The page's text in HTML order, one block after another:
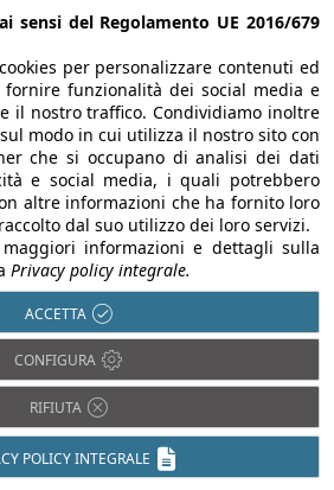
di
sensi del Regolamento UE 2016/679
per personalizzare contenuti ed
funzionalità dei social media e
il nostro traffico. Condividiamo inoltre
modo in cui utilizza il nostro sito con
che si occupano di analisi dei dati
e social media, i quali potrebbero
altre informazioni che ha fornito loro
dal suo utilizzo dei loro servizi.
informazioni e dettagli sulla
Privacy policy integrale.
ACCETTA
CONFIGURA
RIFIUTA
POLICY INTEGRALE